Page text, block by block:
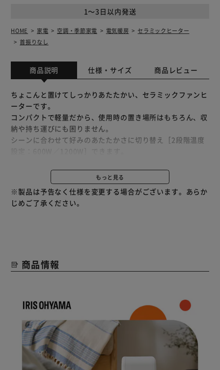
1～3日以内発送
HOME 家電 空調・季節家電 電気暖房
セラミックヒーター
首振りなし
商品説明 仕様・サイズ 商品レビュー
ちょこんと置けてしっかりあたたかい、セラミックファンヒ
ーターです。
コンパクトで軽量だから、使用時の置き場所はもちろん、収
納や持ち運びにも困りません。
シーンに合わせて好みのあたたかさに切り替え［2段階温度
万が一転倒した場合は自動的に電源がOFFになる［転倒時自
動OFF］機能搭載です。
吸気口カバーをはずしてフィルターのほこりを取り除くこと
もっと見る
※製品は予告なく仕様を変更する場合がございます。あらか
じめご了承ください。
商品情報